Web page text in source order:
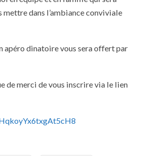
mettre dans l’ambiance conviviale
apéro dinatoire vous sera offert par
de merci de vous inscrire via le lien